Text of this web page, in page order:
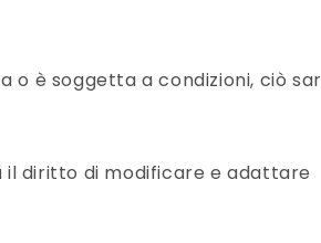
o è soggetta a condizioni, ciò
il diritto di modificare e adattare